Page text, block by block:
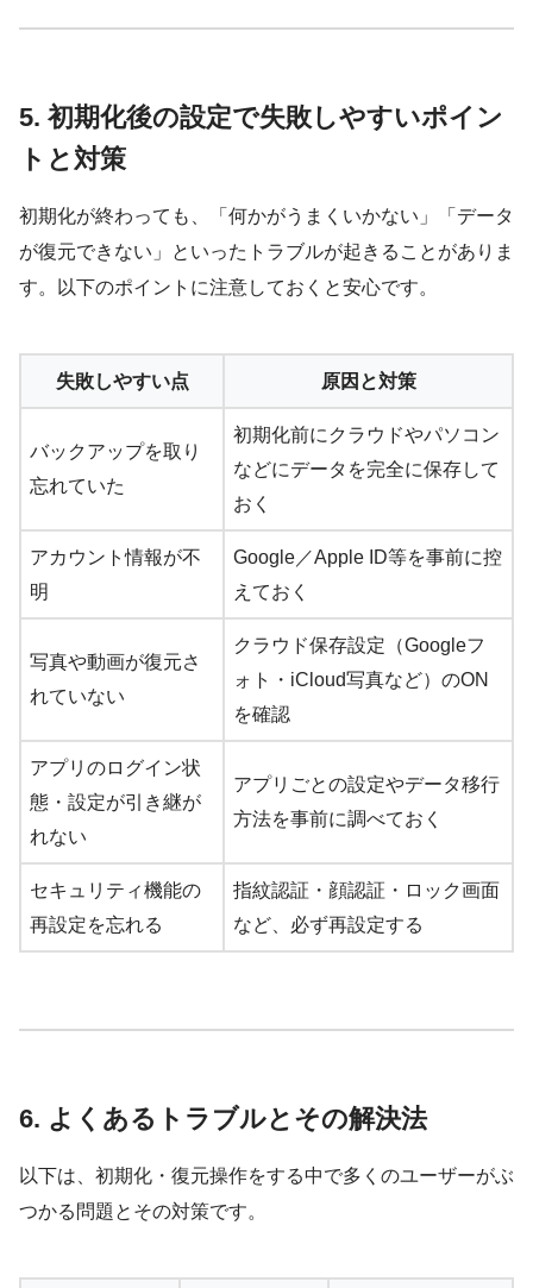
5. 初期化後の設定で失敗しやすいポイン
トと対策
初期化が終わっても、「何かがうまくいかない」「データ
が復元できない」といったトラブルが起きることがありま
す。以下のポイントに注意しておくと安心です。
失敗しやすい点 原因と対策
バックアップを取り
忘れていた
初期化前にクラウドやパソコン
などにデータを完全に保存して
おく
アカウント情報が不
明
Google／Apple ID等を事前に控
えておく
写真や動画が復元さ
れていない
クラウド保存設定（Googleフ
ォト・iCloud写真など）のON
を確認
アプリのログイン状
態・設定が引き継が
れない
アプリごとの設定やデータ移行
方法を事前に調べておく
セキュリティ機能の
再設定を忘れる
指紋認証・顔認証・ロック画面
など、必ず再設定する
6. よくあるトラブルとその解決法
以下は、初期化・復元操作をする中で多くのユーザーがぶ
つかる問題とその対策です。